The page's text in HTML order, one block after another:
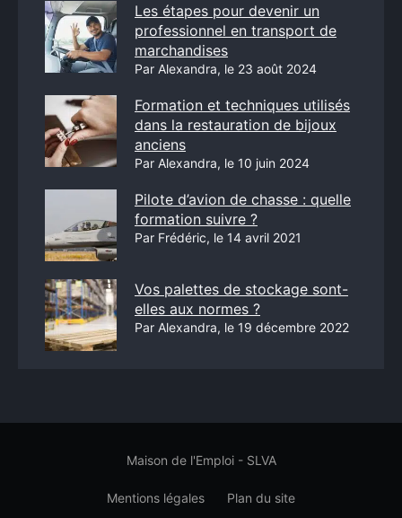
Les étapes pour devenir un
professionnel en transport de
marchandises
Par Alexandra, le 23 août 2024
Formation et techniques utilisés
dans la restauration de bijoux
anciens
Par Alexandra, le 10 juin 2024
Pilote d’avion de chasse : quelle
formation suivre ?
Par Frédéric, le 14 avril 2021
Vos palettes de stockage sont-
elles aux normes ?
Par Alexandra, le 19 décembre 2022
Maison de l'Emploi - SLVA
Mentions légales Plan du site